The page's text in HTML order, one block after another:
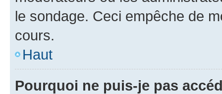
le sondage. Ceci empêche de
cours.
Haut
Pourquoi ne puis-je pas